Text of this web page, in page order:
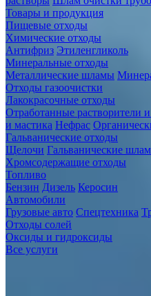
Товары и продукция
Пищевые отходы
Химические отходы
Антифриз Этиленгликоль
Минеральные отходы
Металлические шламы
Отходы газоочистки
Лакокрасочные отходы
Отработанные растворители
и мастика Нефрас
Гальванические отходы
Щелочи Гальванические
Хромсодержащие отходы
Топливо
Бензин Дизель Керосин
Автомобили
Грузовые авто Спецтехника
Отходы солей
Оксиды и гидроксиды
Все услуги